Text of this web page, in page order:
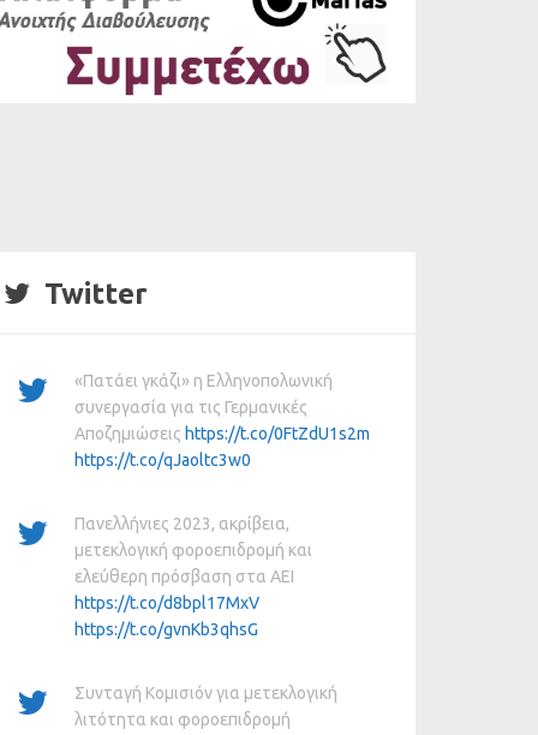
Twitter
«Πατάει γκάζι» η Ελληνοπολωνική
συνεργασία για τις Γερμανικές
Αποζημιώσεις https://t.co/0FtZdU1s2m
https://t.co/qJaoltc3w0
Πανελλήνιες 2023, ακρίβεια,
μετεκλογική φοροεπιδρομή και
ελεύθερη πρόσβαση στα ΑΕΙ
https://t.co/d8bpl17MxV
https://t.co/gvnKb3qhsG
Συνταγή Κομισιόν για μετεκλογική
λιτότητα και φοροεπιδρομή